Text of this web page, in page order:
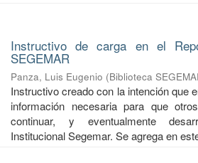
Instructivo de carga en el
SEGEMAR
Panza, Luis Eugenio (Biblioteca
Instructivo creado con la intención que
información necesaria para que
continuar, y eventualmente
Institucional Segemar. Se agrega en